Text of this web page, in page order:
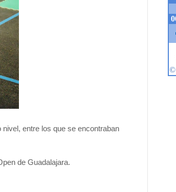
entre los que se encontraban
de Guadalajara.